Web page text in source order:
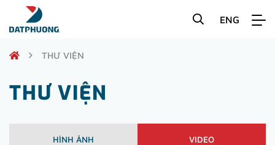
ENG
THƯ VIỆN
THƯ VIỆN
HÌNH ẢNH VIDEO